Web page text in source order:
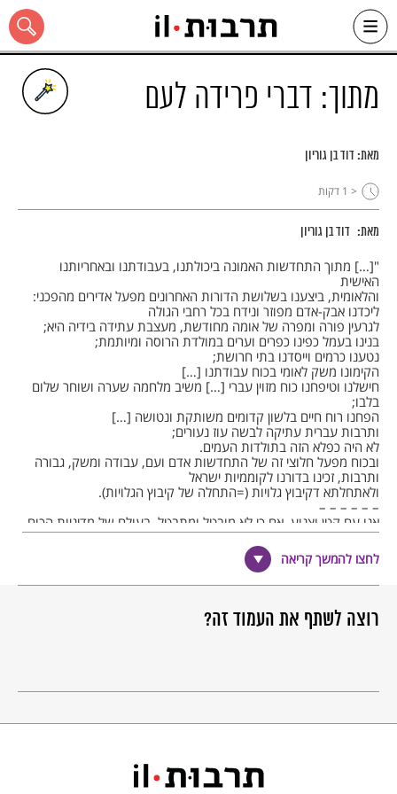
Skip
content
כל האתר
מתוך: דברי פרידה לעם
מאת:דוד בן גוריון
< 1 דקות
מאת: דוד בן גוריון
"[…] מתוך התחדשות האמונה ביכולתנו, בעבודתנו ובאחריותנו
האישית
והלאומית, ביצענו בשלושת הדורות האחרונים מפעל אדירים מהפכני:
ליכדנו אבק-אדם מפוזר ונידח בכל רחבי הגולה
לגרעין פורה ומפרה של אומה מחודשת, מעצבת עתידה בידיה היא;
בנינו בעמל כפינו כפרים וערים במולדת הרוסה ומיותמת;
נטענו כרמים וייסדנו בתי חרושת;
הקימונו משק לאומי בכוח עבודתנו […]
חישלנו וטיפחנו כוח מזוין עברי […] משיב מלחמה שערה ושוחר שלום
בלבו;
הפחנו רוח חיים בלשון קדומים משותקת ונטושה […]
ותרבות עברית עתיקה לבשה עוז נעורים;
לא היה כפלא הזה בתולדות העמים.
ובכוח מפעל חלוצי זה של התחדשות אדם ועם, עבודה ומשק, גבורה
ותרבות, זכינו בדורנו לקוממיות ישראל
ולאתחלתא דקיבוץ גלויות (=התחלה של קיבוץ הגלויות).
– – – – – –
אנו עם קטן וצנוע, אם כי לא מובטל ומתבטל, בעולם של מדיניות הכוח.
אבל היינו ונהיה גוי סגולה ועם עולם בממלכת הרוח והחזון,
ועוד נתכנו לנו עלילות משיחיות בימים יבואו.
לא זכינו במדינה מן ההפקר.
בנינו ובנותינו היקרים והנאמנים מסרו חייהם על תקומת ישראל.
לחצו להמשך קריאה
רוצה לשתף את העמוד זה?